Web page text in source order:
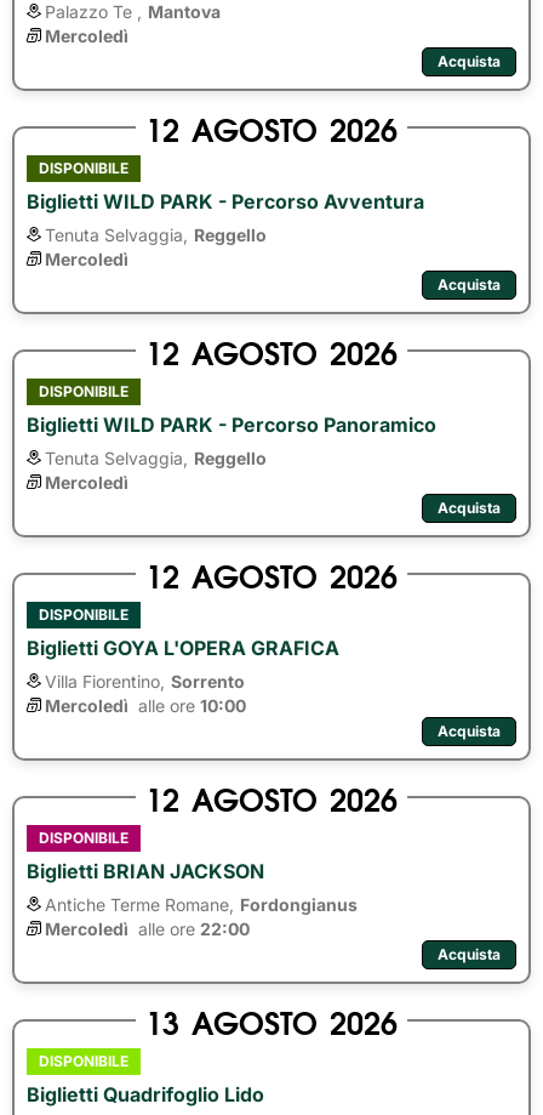
Palazzo Te ,
Mantova
Mercoledì
Acquista
12 AGOSTO 2026
DISPONIBILE
Biglietti WILD PARK - Percorso Avventura
Tenuta Selvaggia,
Reggello
Mercoledì
Acquista
12 AGOSTO 2026
DISPONIBILE
Biglietti WILD PARK - Percorso Panoramico
Tenuta Selvaggia,
Reggello
Mercoledì
Acquista
12 AGOSTO 2026
DISPONIBILE
Biglietti GOYA L'OPERA GRAFICA
Villa Fiorentino, Sorrento
Mercoledì alle ore 10:00
Acquista
12 AGOSTO 2026
DISPONIBILE
Biglietti BRIAN JACKSON
Antiche Terme Romane, Fordongianus
Mercoledì alle ore 22:00
Acquista
13 AGOSTO 2026
DISPONIBILE
Biglietti Quadrifoglio Lido